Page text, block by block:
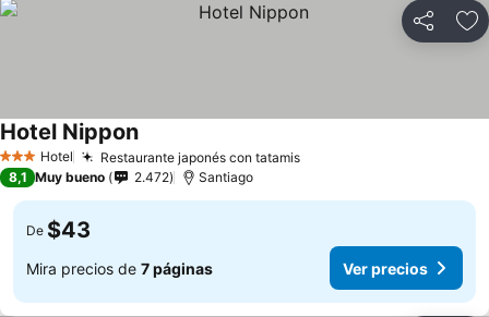
Compartir
3 Estrellas
Hotel Restaurante japonés con tatamis
Hotel Nippon
8,1 Muy bueno 2.472 Santiago
De $43
Mira precios de 7 páginas Ver precios